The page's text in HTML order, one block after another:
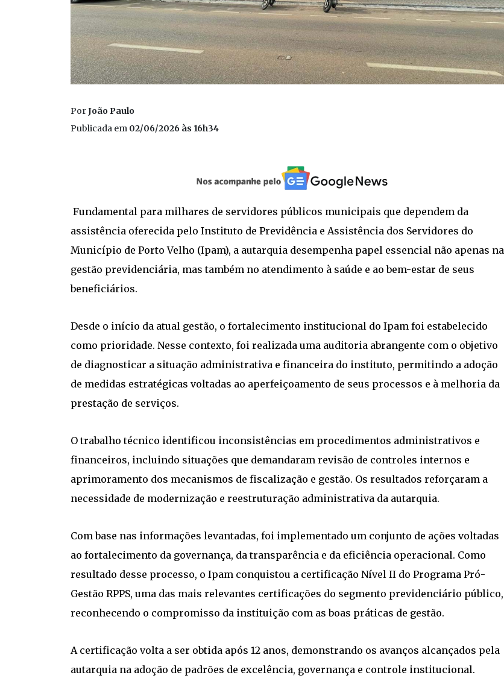
PorJoão Paulo
Publicada em 02/06/2026 às 16h34
Fundamental para milhares de servidores públicos municipais que dependem da
assistência oferecida pelo Instituto de Previdência e Assistência dos Servidores do
Município de Porto Velho (Ipam), a autarquia desempenha papel essencial não apenas na
gestão previdenciária, mas também no atendimento à saúde e ao bem-estar de seus
beneficiários.
Desde o início da atual gestão, o fortalecimento institucional do Ipam foi estabelecido
como prioridade. Nesse contexto, foi realizada uma auditoria abrangente com o objetivo
de diagnosticar a situação administrativa e financeira do instituto, permitindo a adoção
de medidas estratégicas voltadas ao aperfeiçoamento de seus processos e à melhoria da
prestação de serviços.
O trabalho técnico identificou inconsistências em procedimentos administrativos e
financeiros, incluindo situações que demandaram revisão de controles internos e
aprimoramento dos mecanismos de fiscalização e gestão. Os resultados reforçaram a
necessidade de modernização e reestruturação administrativa da autarquia.
Com base nas informações levantadas, foi implementado um conjunto de ações voltadas
ao fortalecimento da governança, da transparência e da eficiência operacional. Como
resultado desse processo, o Ipam conquistou a certificação Nível II do Programa Pró-
Gestão RPPS, uma das mais relevantes certificações do segmento previdenciário público,
reconhecendo o compromisso da instituição com as boas práticas de gestão.
A certificação volta a ser obtida após 12 anos, demonstrando os avanços alcançados pela
autarquia na adoção de padrões de excelência, governança e controle institucional.